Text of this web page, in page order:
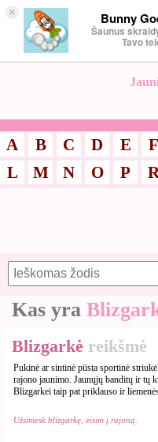
× Bunny
Šaunus
Tavo
A B C D E F
L
M N O P
Kas yra
Blizgarkė reikšmė
Pukinė ar sintinė pūsta sportinė
rajono jaunimo. Jaunųjų banditų ir tų
Blizgarkei taip pat priklauso ir
Užsimesk blizgarkę, eisim į rajoną.